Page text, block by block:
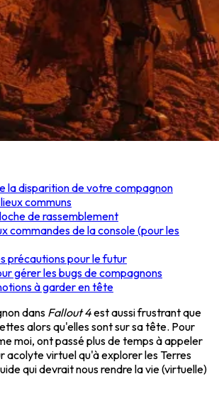
la disparition de votre compagnon
communs
de rassemblement
commandes de la console (pour les
précautions pour le futur
gérer les bugs de compagnons
à garder en tête
dans Fallout 4est aussi frustrant que
alors qu'elles sont sur sa tête. Pour
moi, ont passé plus de temps à appeler
acolyte virtuel qu'à explorer les Terres
qui devrait nous rendre la vie (virtuelle)